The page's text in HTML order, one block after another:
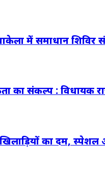
में समाधान शिविर
का संकल्प : विधायक
खिलाड़ियों का दम,